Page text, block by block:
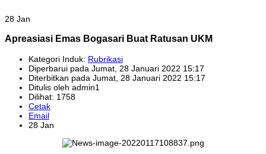
28 Jan
Apreasiasi Emas Bogasari Buat Ratusan UKM
Kategori Induk: Rubrikasi
Diperbarui pada Jumat, 28 Januari 2022 15:17
Diterbitkan pada Jumat, 28 Januari 2022 15:17
Ditulis oleh admin1
Dilihat: 1758
Cetak
Email
28 Jan